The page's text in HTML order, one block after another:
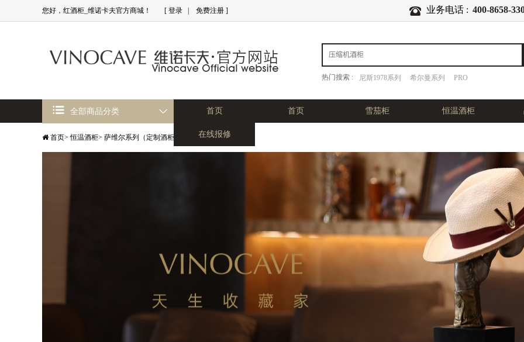
您好，红酒柜_维诺卡夫官方商城！ [ 登录 免费注册 ] 业务电话 : 400-8658-
热门搜索 : 尼斯1978系列 希尔曼系列 PRO
全部商品分类 首页 首页 雪茄柜 恒温酒柜
在线报修
首页> 恒温酒柜> 萨维尔系列（定制酒柜）